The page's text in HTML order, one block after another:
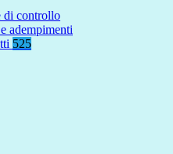
di controllo
adempimenti
525